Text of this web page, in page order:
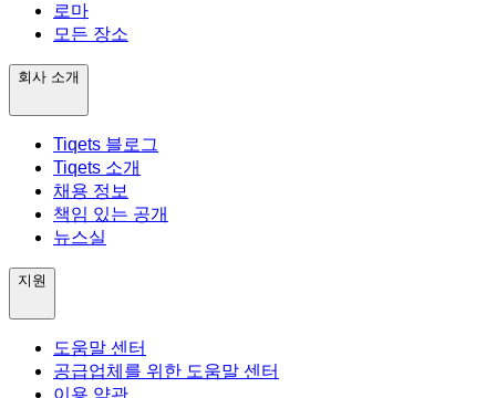
로마
모든 장소
회사 소개
Tiqets 블로그
Tiqets 소개
채용 정보
책임 있는 공개
뉴스실
지원
도움말 센터
공급업체를 위한 도움말 센터
이용 약관